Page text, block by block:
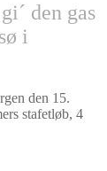
den gas
i
den 15.
stafetløb, 4